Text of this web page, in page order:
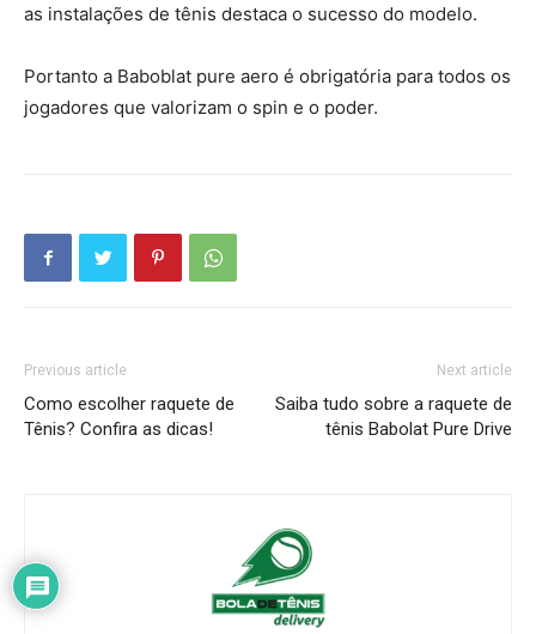
as instalações de tênis destaca o sucesso do modelo.
Portanto a Baboblat pure aero é obrigatória para todos os
jogadores que valorizam o spin e o poder.
Previous article
Como escolher raquete de
Tênis? Confira as dicas!
Next article
Saiba tudo sobre a raquete de
tênis Babolat Pure Drive